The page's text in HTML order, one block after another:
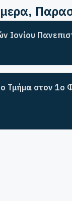
,
Ιονίου
Τμήμα στον 1ο